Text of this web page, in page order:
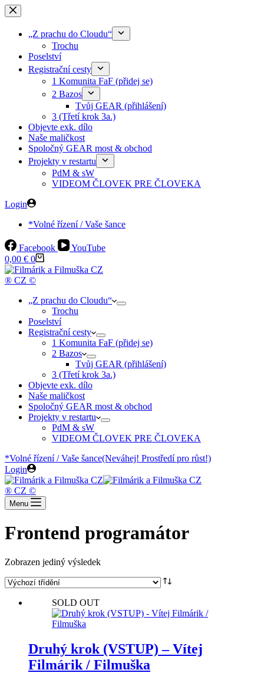
Skip
to
„Z prachu do Cloudu“
Trochu
Poselství
Registrační cesty
1 Komunita FaF (přidej se)
2 Bazos
Tvůj GEAR (přihlášení)
3 (Třetí krok 3a.)
Objevte exk. dílo
Naše maličkost
Spoločný GEAR most & obchod
Projekty v restartu
PdM & sW
VIDEOM ČLOVEK PRE ČLOVEKA
Login
*Volné řízení / Vaše šance
Facebook
YouTube
Shopping
cart
0,00 € 0
® CZ ©
„Z prachu do Cloudu“
Trochu
Poselství
Registrační cesty
1 Komunita FaF (přidej se)
2 Bazos
Tvůj GEAR (přihlášení)
3 (Třetí krok 3a.)
Objevte exk. dílo
Naše maličkost
Spoločný GEAR most & obchod
Projekty v restartu
PdM & sW
VIDEOM ČLOVEK PRE ČLOVEKA
*Volné řízení / Vaše šance(Neváhej! Prostředí pro růst!)
Login
® CZ ©
Menu
Frontend programátor
Zobrazen jediný výsledek
SOLD OUT
Druhý krok (VSTUP) – Vítej
Filmárik / Filmuška